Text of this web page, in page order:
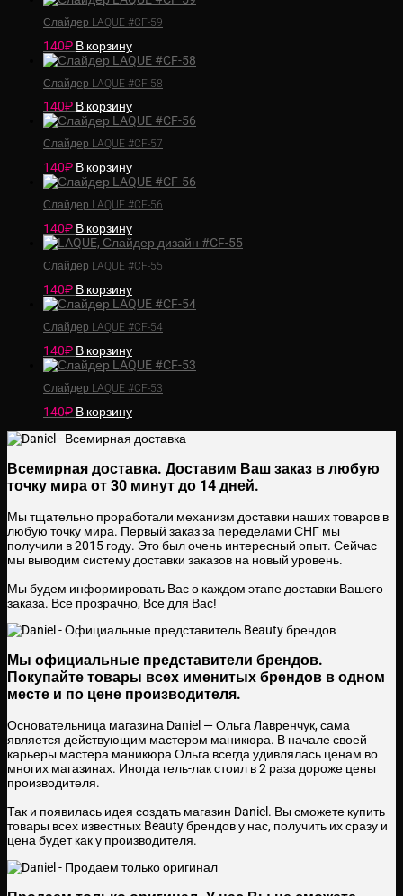
Слайдер LAQUE #CF-59
140₽ В корзину
Слайдер LAQUE #CF-58
140₽ В корзину
Слайдер LAQUE #CF-57
140₽ В корзину
Слайдер LAQUE #CF-56
140₽ В корзину
Слайдер LAQUE #CF-55
140₽ В корзину
Слайдер LAQUE #CF-54
140₽ В корзину
Слайдер LAQUE #CF-53
140₽ В корзину
Всемирная доставка. Доставим Ваш заказ в любую
точку мира от 30 минут до 14 дней.
Мы тщательно проработали механизм доставки наших товаров в
любую точку мира. Первый заказ за переделами СНГ мы
получили в 2015 году. Это был очень интересный опыт. Сейчас
мы выводим систему доставки заказов на новый уровень.
Мы будем информировать Вас о каждом этапе доставки Вашего
заказа. Все прозрачно, Все для Вас!
Мы официальные представители брендов.
Покупайте товары всех именитых брендов в одном
месте и по цене производителя.
Основательница магазина Daniel — Ольга Лавренчук, сама
является действующим мастером маникюра. В начале своей
карьеры мастера маникюра Ольга всегда удивлялась ценам во
многих магазинах. Иногда гель-лак стоил в 2 раза дороже цены
производителя.
Так и появилась идея создать магазин Daniel. Вы сможете купить
товары всех известных Beauty брендов у нас, получить их сразу и
цена будет как у производителя.